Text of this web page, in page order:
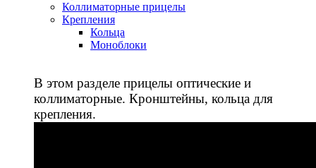
Коллиматорные прицелы
Крепления
Кольца
Моноблоки
В этом разделе прицелы оптические и
коллиматорные. Кронштейны, кольца для
крепления.